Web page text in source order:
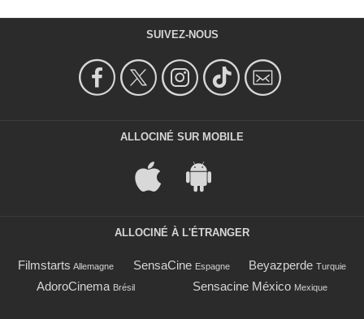
SUIVEZ-NOUS
ALLOCINÉ SUR MOBILE
ALLOCINÉ À L'ÉTRANGER
Filmstarts Allemagne SensaCine Espagne Beyazperde Turquie
AdoroCinema Brésil Sensacine México Mexique